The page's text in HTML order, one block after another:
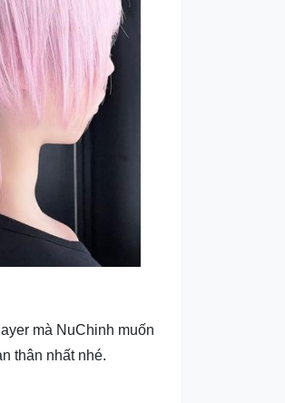
mà NuChinh muốn
thân nhất nhé.